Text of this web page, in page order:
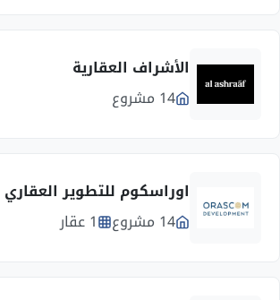
الأشراف العقارية
14 مشروع
اوراسكوم للتطوير العقاري
14 مشروع
1 عقار